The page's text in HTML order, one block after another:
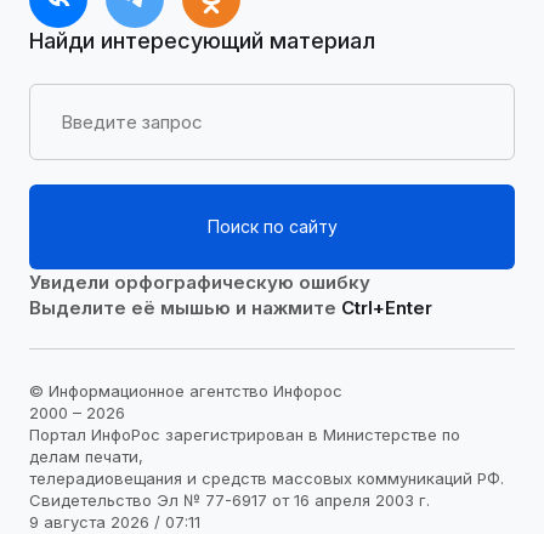
Найди интересующий материал
Поиск по сайту
Увидели орфографическую ошибку
Выделите её мышью и нажмите Ctrl+Enter
© Информационное агентство Инфорос
2000 – 2026
Портал ИнфоРос зарегистрирован в Министерстве по
делам печати,
телерадиовещания и средств массовых коммуникаций РФ.
Свидетельство Эл № 77-6917 от 16 апреля 2003 г.
9 августа 2026 / 07:11